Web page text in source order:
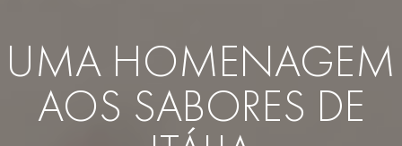
UMA HOMENAGEM
AOS SABORES DE